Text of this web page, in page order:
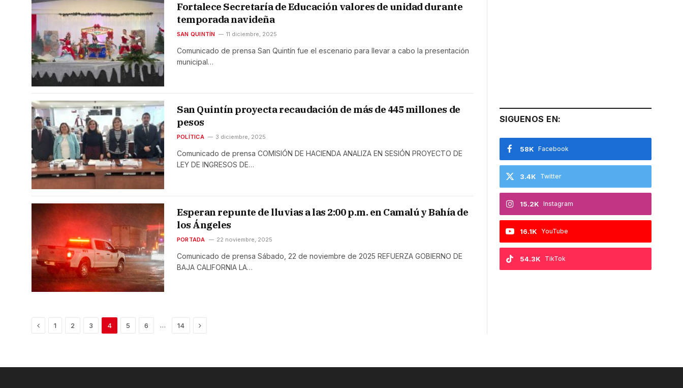
Fortalece Secretaría de Educación valores de unidad durante
temporada navideña
SAN QUINTÍN 11 diciembre, 2025
Comunicado de prensa San Quintín fue el escenario para llevar a cabo la presentación
municipal…
San Quintín proyecta recaudación de más de 445 millones de
pesos
POLÍTICA 3 diciembre, 2025
Comunicado de prensa COMISIÓN DE HACIENDA ANALIZA EN SESIÓN PROYECTO DE
LEY DE INGRESOS DE…
Esperan repunte de lluvias a las 2:00 p.m. en Camalú y Bahía de
los Ángeles
PORTADA 22 noviembre, 2025
Comunicado de prensa Sábado, 22 de noviembre de 2025 REFUERZA GOBIERNO DE
BAJA CALIFORNIA LA…
Previous
1 2 3 4 5 6 … 14 Next
SIGUENOS EN:
Facebook
58K
Twitter
3.4K
Instagram
15.2K
YouTube
16.1K
TikTok
54.3K